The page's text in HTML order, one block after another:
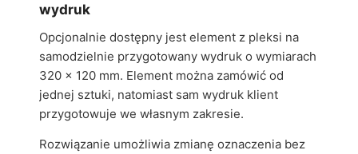
wydruk
Opcjonalnie dostępny jest element z pleksi na
samodzielnie przygotowany wydruk o wymiarach
320 × 120 mm. Element można zamówić od
jednej sztuki, natomiast sam wydruk klient
przygotowuje we własnym zakresie.
Rozwiązanie umożliwia zmianę oznaczenia bez